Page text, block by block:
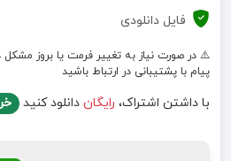
فایل دانلودی
⚠️ در صورت نیاز به تغییر فرمت یا بروز مشکل
پیام با پشتیبانی در ارتباط باشید
با داشتن اشتراک، رایگان دانلود کنید